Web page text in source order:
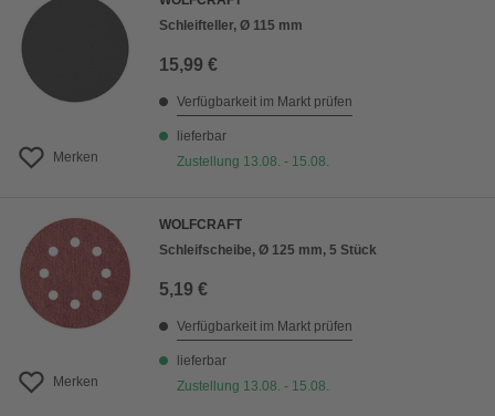
Merken
Schleifteller, Ø 115 mm
15,99 €
Verfügbarkeit im Markt prüfen
lieferbar
Zustellung 13.08. - 15.08.
Merken
WOLFCRAFT
Schleifscheibe, Ø 125 mm, 5 Stück
5,19 €
Verfügbarkeit im Markt prüfen
lieferbar
Zustellung 13.08. - 15.08.